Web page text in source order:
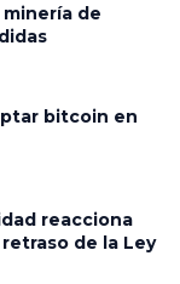
minería de
bitcoin en
reacciona
de la Ley